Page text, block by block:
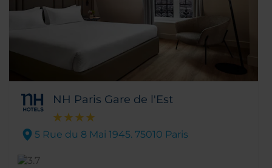
NH Paris Gare de l'Est
5 Rue du 8 Mai 1945. 75010 Paris